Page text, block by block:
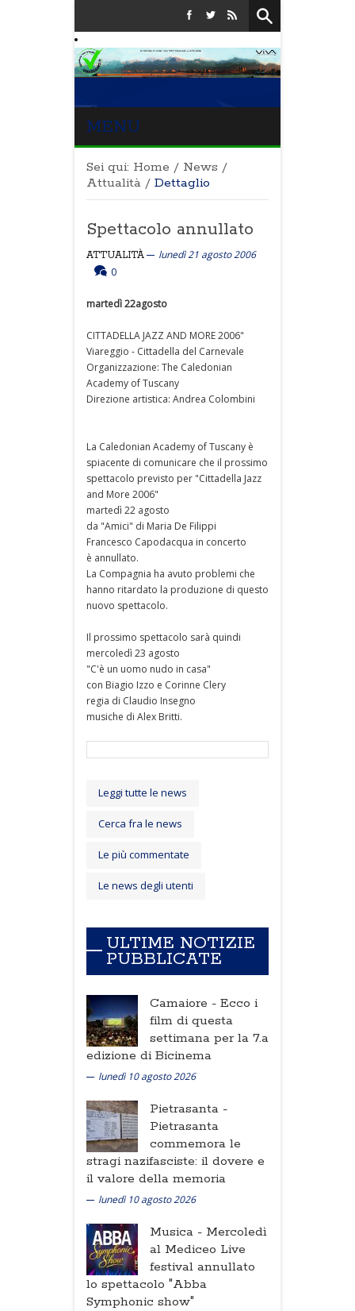
MENU
Sei qui: Home / News /
Attualità / Dettaglio
Spettacolo annullato
ATTUALITÀ
lunedì 21 agosto 2006
0
martedì 22agosto
CITTADELLA JAZZ AND MORE 2006"
Viareggio - Cittadella del Carnevale
Organizzazione: The Caledonian
Academy of Tuscany
Direzione artistica: Andrea Colombini
La Caledonian Academy of Tuscany è
spiacente di comunicare che il prossimo
spettacolo previsto per "Cittadella Jazz
and More 2006"
martedì 22 agosto
da "Amici" di Maria De Filippi
Francesco Capodacqua in concerto
è annullato.
La Compagnia ha avuto problemi che
hanno ritardato la produzione di questo
nuovo spettacolo.
Il prossimo spettacolo sarà quindi
mercoledì 23 agosto
"C'è un uomo nudo in casa"
con Biagio Izzo e Corinne Clery
regia di Claudio Insegno
musiche di Alex Britti.
Leggi tutte le news
Cerca fra le news
Le più commentate
Le news degli utenti
ULTIME NOTIZIE
PUBBLICATE
Camaiore - Ecco i
film di questa
settimana per la 7.a
edizione di Bicinema
lunedì 10 agosto 2026
Pietrasanta -
Pietrasanta
commemora le
stragi nazifasciste: il dovere e
il valore della memoria
lunedì 10 agosto 2026
Musica - Mercoledì
al Mediceo Live
festival annullato
lo spettacolo "Abba
Symphonic show"